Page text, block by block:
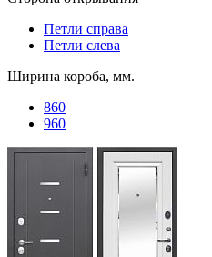
Петли справа
Петли слева
Ширина короба, мм.
860
960